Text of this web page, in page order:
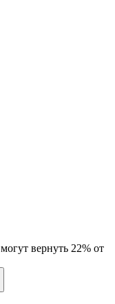
вернуть 22% от